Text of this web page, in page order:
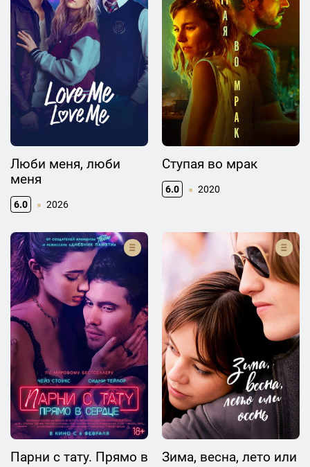
Люби меня, люби
меня
6.0 2026
Ступая во мрак
6.0 2020
Парни с тату. Прямо в
Зима, весна, лето или